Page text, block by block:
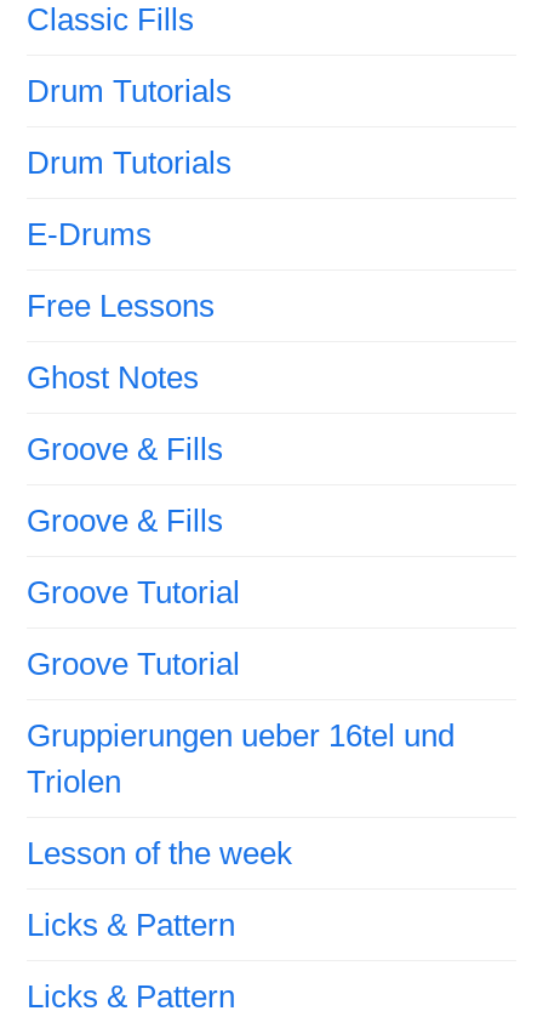
Classic Fills
Drum Tutorials
Drum Tutorials
E-Drums
Free Lessons
Ghost Notes
Groove & Fills
Groove & Fills
Groove Tutorial
Groove Tutorial
Gruppierungen ueber 16tel und
Triolen
Lesson of the week
Licks & Pattern
Licks & Pattern